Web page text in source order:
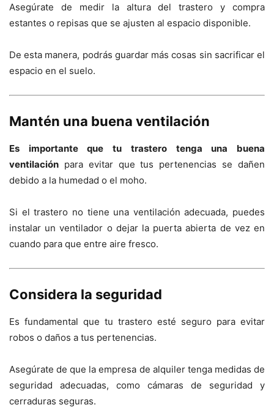
Asegúrate de medir la altura del trastero y compra
estantes o repisas que se ajusten al espacio disponible.
De esta manera, podrás guardar más cosas sin sacrificar el
espacio en el suelo.
Mantén una buena ventilación
Es importante que tu trastero tenga una buena
ventilación para evitar que tus pertenencias se dañen
debido a la humedad o el moho.
Si el trastero no tiene una ventilación adecuada, puedes
instalar un ventilador o dejar la puerta abierta de vez en
cuando para que entre aire fresco.
Considera la seguridad
Es fundamental que tu trastero esté seguro para evitar
robos o daños a tus pertenencias.
Asegúrate de que la empresa de alquiler tenga medidas de
seguridad adecuadas, como cámaras de seguridad y
cerraduras seguras.